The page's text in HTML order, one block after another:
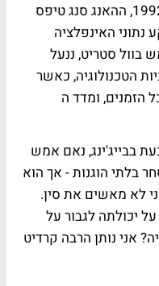
ל-23,000 נקודות, לראשונה מאז 1992, ההאנג סנג טיפס
עלתה 0.35% על רקע נתוני האינפלציה
בוול סטריט, ננעל
הטכנולוגיה, כאשר
0.32% לשיא כל הזמנים, ומדד ה
בבייג'ינג, נאם אמש
בלתי הוגנות - אך הוא
לא מאשים את סין.
יכולתה לגבור על
אני נותן הרבה קרדיט